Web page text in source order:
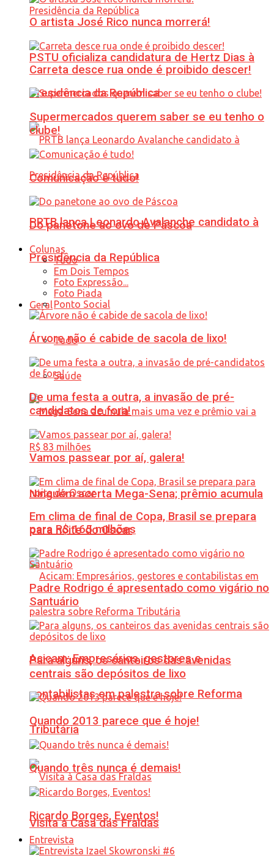
PSTU oficializa candidatura de Hertz Dias à
Presidência da República
PRTB lança Leonardo Avalanche candidato à
Presidência da República
Geral
Tudo
Saúde
Ninguém acerta Mega-Sena; prêmio acumula
para R$ 165 milhões
Acicam: Empresários, gestores e
contabilistas em palestra sobre Reforma
Tributária
Visita à Casa das Fraldas
O artista José Rico nunca morrerá!
Carreta desce rua onde é proibido descer!
Supermercados querem saber se eu tenho o
clube!
Comunicação é tudo!
Do panetone ao ovo de Páscoa
Colunas
Tudo
Em Dois Tempos
Foto Expressão...
Foto Piada
Ponto Social
Árvore não é cabide de sacola de lixo!
De uma festa a outra, a invasão de pré-
candidatos de fora!
Vamos passear por aí, galera!
Em clima de final de Copa, Brasil se prepara
para noite do Oscar
Padre Rodrigo é apresentado como vigário no
Santuário
Para alguns, os canteiros das avenidas
centrais são depósitos de lixo
Quando 2013 parece que é hoje!
Quando três nunca é demais!
Ricardo Borges, Eventos!
Entrevista